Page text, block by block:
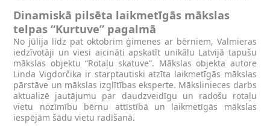
Dinamiskā pilsēta laikmetīgās mākslas
telpas “Kurtuve” pagalmā
No jūlija līdz pat oktobrim ģimenes ar bērniem, Valmieras
iedzīvotāji un viesi aicināti apskatīt unikālu Latvijā tapušu
mākslas objektu “Rotaļu skatuve”. Mākslas objekta autore
Linda Vigdorčika ir starptautiski atzīta laikmetīgās mākslas
pārstāve un mākslas izglītības eksperte. Mākslinieces darbs
aktualizē jautājumu par daudzveidīgu un radošu rotaļu
vietu nozīmību bērnu attīstībā un laikmetīgās mākslas
iespējām šādu vietu radīšanā.